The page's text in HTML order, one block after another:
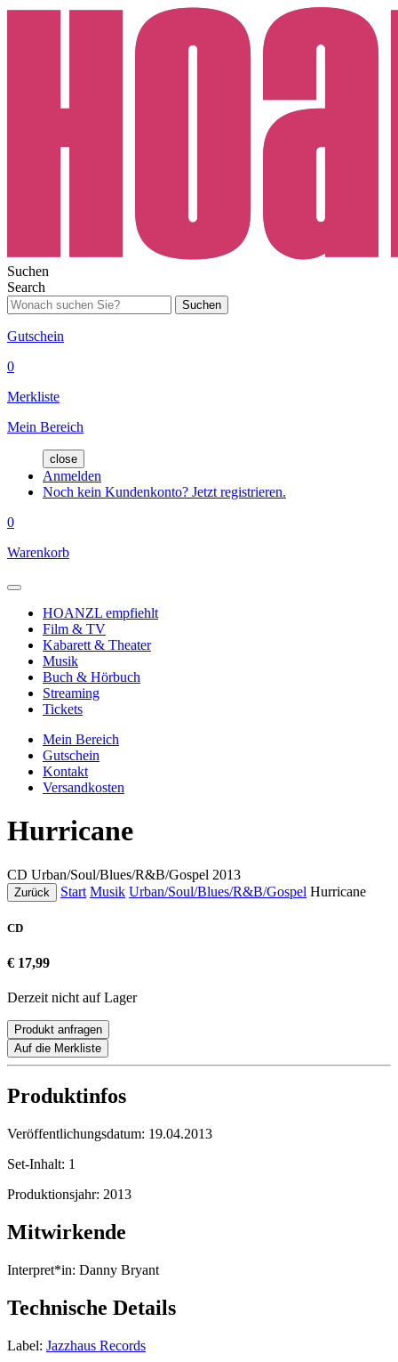
Suchen
Search
Suchen
Gutschein
0
Merkliste
Mein Bereich
close
Anmelden
Noch kein Kundenkonto? Jetzt registrieren.
0
Warenkorb
HOANZL empfiehlt
Film & TV
Kabarett & Theater
Musik
Buch & Hörbuch
Streaming
Tickets
Mein Bereich
Gutschein
Kontakt
Versandkosten
Hurricane
CD Urban/Soul/Blues/R&B/Gospel 2013
Zurück Start Musik Urban/Soul/Blues/R&B/Gospel Hurricane
CD
€ 17,99
Derzeit nicht auf Lager
Produkt anfragen
Auf die Merkliste
Produktinfos
Veröffentlichungsdatum: 19.04.2013
Set-Inhalt: 1
Produktionsjahr: 2013
Mitwirkende
Interpret*in: Danny Bryant
Technische Details
Label: Jazzhaus Records